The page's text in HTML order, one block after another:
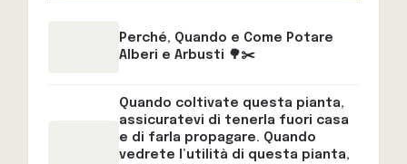
Perché, Quando e Come Potare
Alberi e Arbusti 🌳✂️
Quando coltivate questa pianta,
assicuratevi di tenerla fuori casa
e di farla propagare. Quando
vedrete l’utilità di questa pianta,